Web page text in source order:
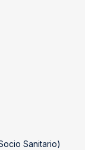
Sanitario)